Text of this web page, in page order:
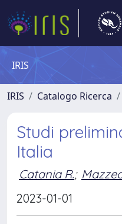
IRIS
IRIS Catalogo Ricerca
Studi
Italia
Catania R.;
2023-01-01